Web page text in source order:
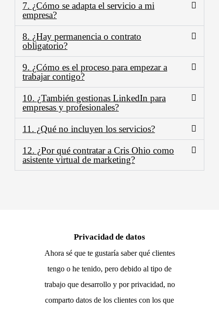
7. ¿Cómo se adapta el servicio a mi
empresa?
8. ¿Hay permanencia o contrato
obligatorio?
9. ¿Cómo es el proceso para empezar a
trabajar contigo?
10. ¿También gestionas LinkedIn para
empresas y profesionales?
11. ¿Qué no incluyen los servicios?
12. ¿Por qué contratar a Cris Ohio como
asistente virtual de marketing?
Privacidad de datos
Ahora sé que te gustaría saber qué clientes
tengo o he tenido, pero debido al tipo de
trabajo que desarrollo y por privacidad, no
comparto datos de los clientes con los que